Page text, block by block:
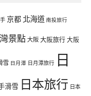
京都 北海道 南投旅行
景點大阪大阪旅行大阪
雪 日月潭 日月潭旅行 日
滑雪 日本旅行 日本